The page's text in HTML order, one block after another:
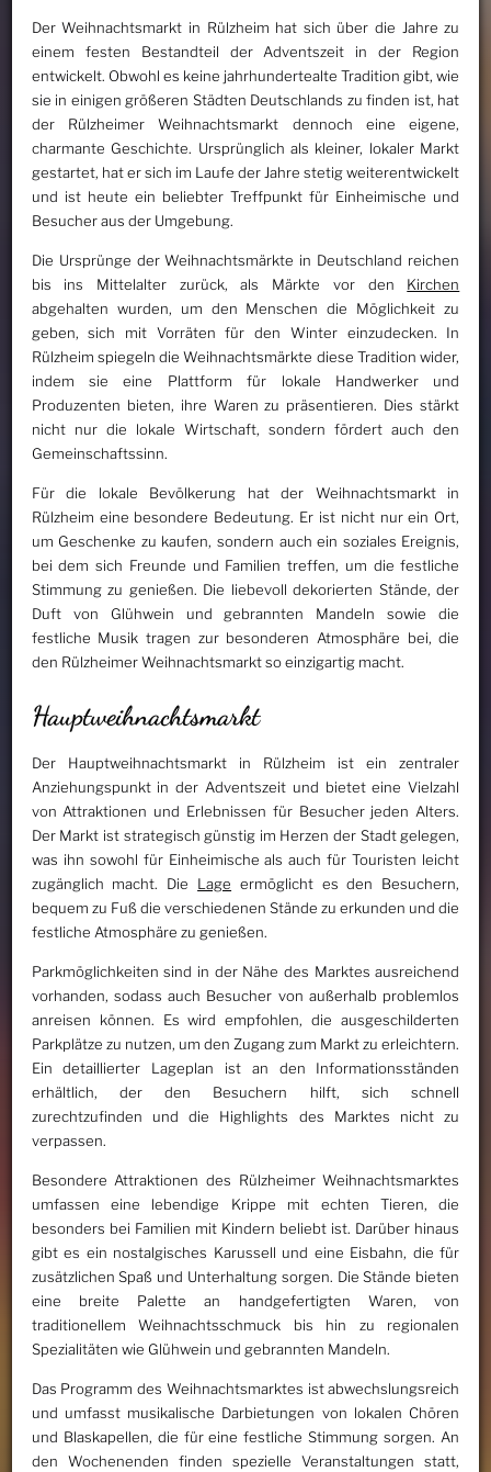
Der Weihnachtsmarkt in Rülzheim hat sich über die Jahre zu
einem festen Bestandteil der Adventszeit in der Region
entwickelt. Obwohl es keine jahrhundertealte Tradition gibt, wie
sie in einigen größeren Städten Deutschlands zu finden ist, hat
der Rülzheimer Weihnachtsmarkt dennoch eine eigene,
charmante Geschichte. Ursprünglich als kleiner, lokaler Markt
gestartet, hat er sich im Laufe der Jahre stetig weiterentwickelt
und ist heute ein beliebter Treffpunkt für Einheimische und
Besucher aus der Umgebung.
Die Ursprünge der Weihnachtsmärkte in Deutschland reichen
bis ins Mittelalter zurück, als Märkte vor den Kirchen
abgehalten wurden, um den Menschen die Möglichkeit zu
geben, sich mit Vorräten für den Winter einzudecken. In
Rülzheim spiegeln die Weihnachtsmärkte diese Tradition wider,
indem sie eine Plattform für lokale Handwerker und
Produzenten bieten, ihre Waren zu präsentieren. Dies stärkt
nicht nur die lokale Wirtschaft, sondern fördert auch den
Gemeinschaftssinn.
Für die lokale Bevölkerung hat der Weihnachtsmarkt in
Rülzheim eine besondere Bedeutung. Er ist nicht nur ein Ort,
um Geschenke zu kaufen, sondern auch ein soziales Ereignis,
bei dem sich Freunde und Familien treffen, um die festliche
Stimmung zu genießen. Die liebevoll dekorierten Stände, der
Duft von Glühwein und gebrannten Mandeln sowie die
festliche Musik tragen zur besonderen Atmosphäre bei, die
den Rülzheimer Weihnachtsmarkt so einzigartig macht.
Hauptweihnachtsmarkt
Der Hauptweihnachtsmarkt in Rülzheim ist ein zentraler
Anziehungspunkt in der Adventszeit und bietet eine Vielzahl
von Attraktionen und Erlebnissen für Besucher jeden Alters.
Der Markt ist strategisch günstig im Herzen der Stadt gelegen,
was ihn sowohl für Einheimische als auch für Touristen leicht
zugänglich macht. Die Lage ermöglicht es den Besuchern,
bequem zu Fuß die verschiedenen Stände zu erkunden und die
festliche Atmosphäre zu genießen.
Parkmöglichkeiten sind in der Nähe des Marktes ausreichend
vorhanden, sodass auch Besucher von außerhalb problemlos
anreisen können. Es wird empfohlen, die ausgeschilderten
Parkplätze zu nutzen, um den Zugang zum Markt zu erleichtern.
Ein detaillierter Lageplan ist an den Informationsständen
erhältlich, der den Besuchern hilft, sich schnell
zurechtzufinden und die Highlights des Marktes nicht zu
verpassen.
Besondere Attraktionen des Rülzheimer Weihnachtsmarktes
umfassen eine lebendige Krippe mit echten Tieren, die
besonders bei Familien mit Kindern beliebt ist. Darüber hinaus
gibt es ein nostalgisches Karussell und eine Eisbahn, die für
zusätzlichen Spaß und Unterhaltung sorgen. Die Stände bieten
eine breite Palette an handgefertigten Waren, von
traditionellem Weihnachtsschmuck bis hin zu regionalen
Spezialitäten wie Glühwein und gebrannten Mandeln.
Das Programm des Weihnachtsmarktes ist abwechslungsreich
und umfasst musikalische Darbietungen von lokalen Chören
und Blaskapellen, die für eine festliche Stimmung sorgen. An
den Wochenenden finden spezielle Veranstaltungen statt,